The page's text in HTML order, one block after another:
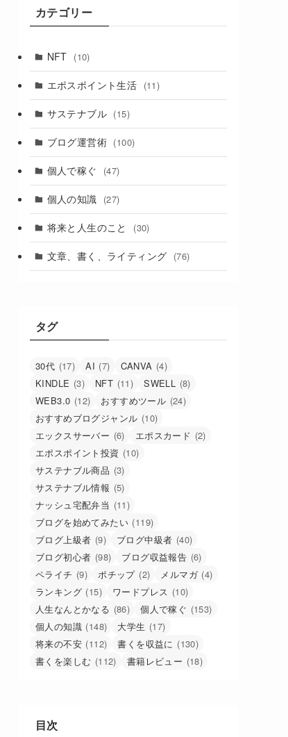
カテゴリー
NFT (10)
エポスポイント生活 (11)
サステナブル (15)
ブログ運営術 (100)
個人で稼ぐ (47)
個人の知識 (27)
将来と人生のこと (30)
文章、書く、ライティング (76)
タグ
30代 (17) AI (7) CANVA (4)
KINDLE (3) NFT (11) SWELL (8)
WEB3.0 (12) おすすめツール (24)
おすすめブログジャンル (10)
エックスサーバー (6) エポスカード (2)
エポスポイント投資 (10)
サステナブル商品 (3)
サステナブル情報 (5)
ナッシュ宅配弁当 (11)
ブログを始めてみたい (119)
ブログ上級者 (9) ブログ中級者 (40)
ブログ初心者 (98) ブログ収益報告 (6)
ペライチ (9) ポチップ (2) メルマガ (4)
ランキング (15) ワードプレス (10)
人生なんとかなる (86) 個人で稼ぐ (153)
個人の知識 (148) 大学生 (17)
将来の不安 (112) 書くを収益に (130)
書くを楽しむ (112) 書籍レビュー (18)
目次